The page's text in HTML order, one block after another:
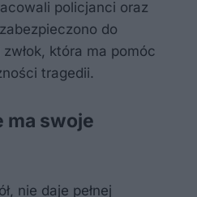
policjanci oraz
do
która ma pomóc
tragedii.
ma swoje
nie daje pełnej